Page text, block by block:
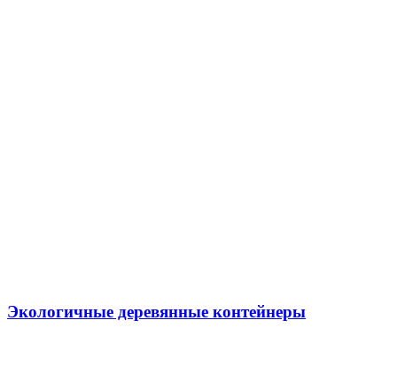
Экологичные деревянные контейнеры